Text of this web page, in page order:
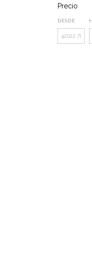
Precio
DESDE